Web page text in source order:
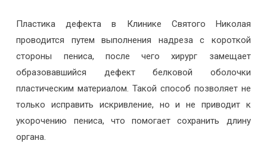
Пластика дефекта в Клинике Святого Николая
проводится путем выполнения надреза с короткой
стороны пениса, после чего хирург замещает
образовавшийся дефект белковой оболочки
пластическим материалом. Такой способ позволяет не
только исправить искривление, но и не приводит к
укорочению пениса, что помогает сохранить длину
органа.